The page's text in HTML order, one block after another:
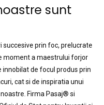
sunt
succesive prin foc, prelucrate
moment a maestrului forjor
de focul produs prin
cat si de inspiratia unui
Firma Pasaj® si